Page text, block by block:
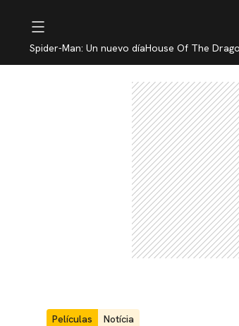
Spider-Man: Un nuevo díaHouse Of The
Películas Notícia